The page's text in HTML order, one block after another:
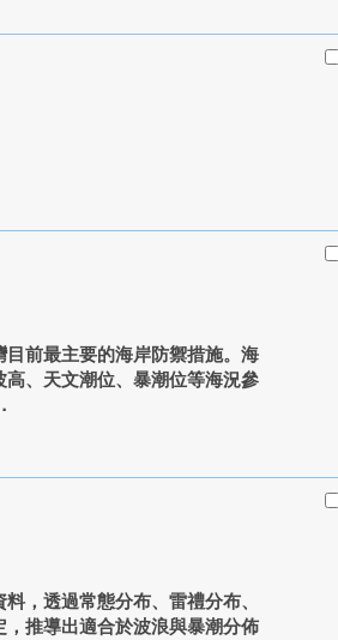
前最主要的海岸防禦措施。海
、天文潮位、暴潮位等海況參
，透過常態分布、雷禮分布、
推導出適合於波浪與暴潮分佈